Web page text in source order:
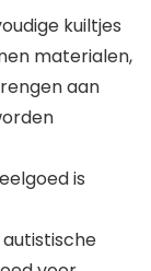
kuiltjes
materialen,
aan
is